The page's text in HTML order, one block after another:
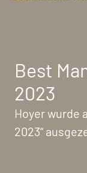
Best
2023
Hoyer wurde
2023“